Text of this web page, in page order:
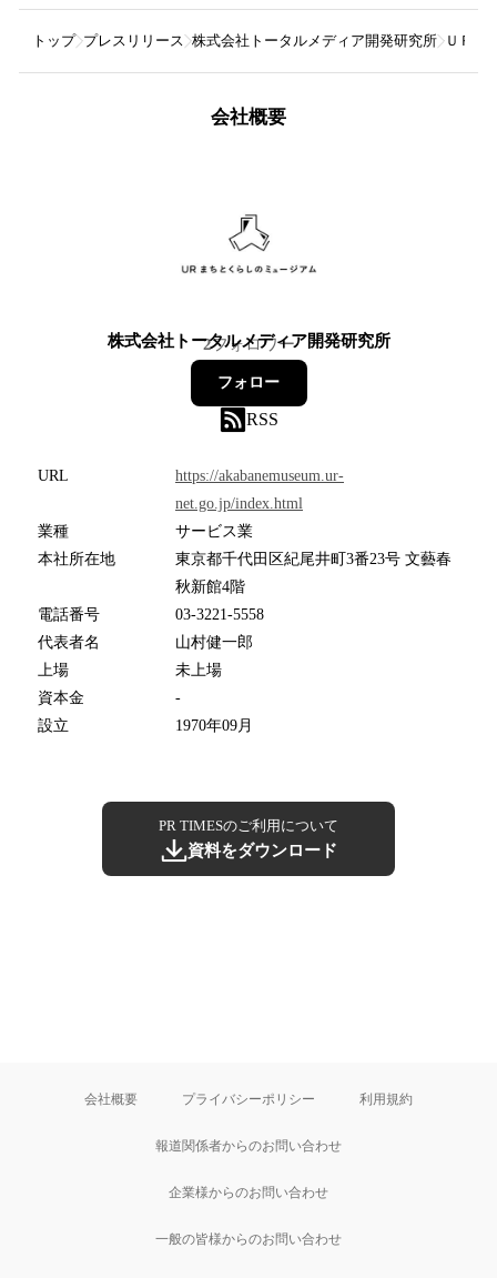
トップ プレスリリース 株式会社トータルメディア開発研究所 ＵＲま
会社概要
株式会社トータルメディア開発研究所
2フォロワー
フォロー
RSS
URL
https://akabanemuseum.ur-
net.go.jp/index.html
業種
サービス業
本社所在地
東京都千代田区紀尾井町3番23号 文藝春
秋新館4階
電話番号
03-3221-5558
代表者名
山村健一郎
上場
未上場
資本金
-
設立
1970年09月
PR TIMESのご利用について
資料をダウンロード
会社概要 プライバシーポリシー 利用規約
報道関係者からのお問い合わせ
企業様からのお問い合わせ
一般の皆様からのお問い合わせ